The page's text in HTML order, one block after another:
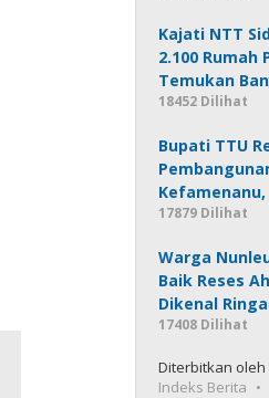
Kajati NTT
2.100
Temukan
18452 Dilihat
Bupati TTU
17879 Dilihat
Warga
Baik Reses
Dikenal
17408 Dilihat
Diterbitkan oleh
Indeks Berita